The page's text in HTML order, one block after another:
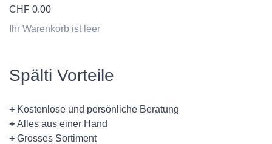
CHF 0.00
Ihr Warenkorb ist leer
Spälti Vorteile
+ Kostenlose und persönliche Beratung
+ Alles aus einer Hand
+ Grosses Sortiment